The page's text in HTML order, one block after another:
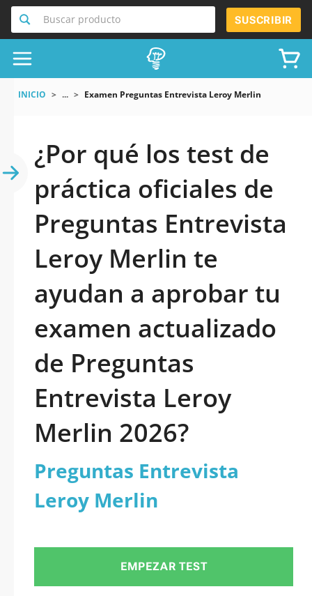
Buscar producto SUSCRIBIR
INICIO ... Examen Preguntas Entrevista Leroy Merlin
¿Por qué los test de
práctica oficiales de
Preguntas Entrevista
Leroy Merlin te
ayudan a aprobar tu
examen actualizado
de Preguntas
Entrevista Leroy
Merlin 2026?
Preguntas Entrevista
Leroy Merlin
EMPEZAR TEST